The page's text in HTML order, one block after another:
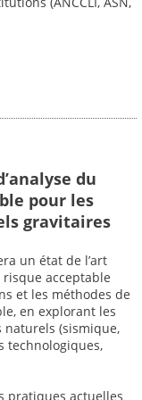
du
pour les
gravitaires
un état de l’art
acceptable
et les méthodes de
en explorant les
naturels (sismique,
technologiques,
pratiques actuelles